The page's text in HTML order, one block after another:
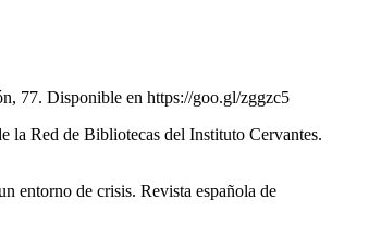
77. Disponible en https://goo.gl/zggzc5
la Red de Bibliotecas del Instituto Cervantes.
entorno de crisis. Revista española de